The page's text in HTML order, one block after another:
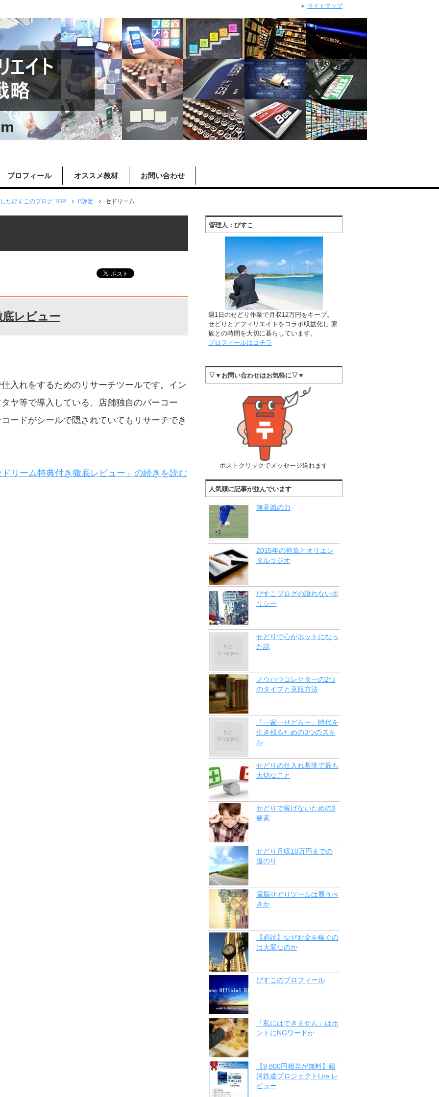
プロフィール オススメ教材 お問い合わせ
たびすこのブログ TOP B評定 セドリーム
レビュー
入れをするためのリサーチツールです。イン
ヤ等で導入している、店舗独自のバーコー
ードがシールで隠されていてもリサーチでき
ドリーム特典付き徹底レビュー」の続きを読む
管理人：びすこ
週1日のせどり作業で月収12万円をキープ。
せどりとアフィリエイトをコラボ収益化し 家
族との時間を大切に暮らしています。
プロフィールはコチラ
▽▼お問い合わせはお気軽に▽▼
ポストクリックでメッセージ送れます
人気順に記事が並んでいます
無意識の力
2015年の抱負とオリエン
タルラジオ
びすこブログの譲れないポ
リシー
せどりで心がホットになっ
た話
ノウハウコレクターの2つ
のタイプと克服方法
「一家一せどらー」時代を
生き残るための3つのスキ
ル
せどりの仕入れ基準で最も
大切なこと
せどりで稼げないための3
要素
せどり月収10万円までの
道のり
電脳せどりツールは買うべ
きか
【必読】なぜお金を稼ぐの
は大変なのか
びすこのプロフィール
「私にはできません」はホ
ントにNGワードか
【9,800円相当が無料】銀
河鉄道プロジェクトLite レ
ビュー
サイトマップ